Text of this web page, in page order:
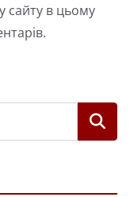
сайту в цьому